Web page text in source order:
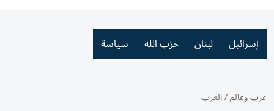
إسرائيل لبنان حزب الله سياسة
عرب وعالم/العرب